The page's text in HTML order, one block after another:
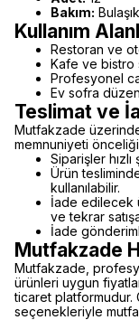
Bakım:
Kullanım
Restoran ve
Kafe ve bistro
Profesyonel
Ev sofra
Teslimat ve
Mutfakzade
memnuniyeti
Siparişler
Ürün
kullanılabilir.
İade edilecek
ve tekrar
İade
Mutfakzade
Mutfakzade,
ürünleri uygun
ticaret platformudur.
seçenekleriyle